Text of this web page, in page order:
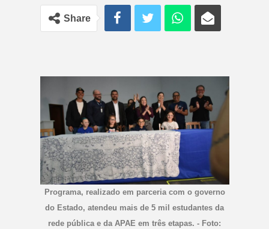
Share
Programa, realizado em parceria com o governo
do Estado, atendeu mais de 5 mil estudantes da
rede pública e da APAE em três etapas. - Foto: